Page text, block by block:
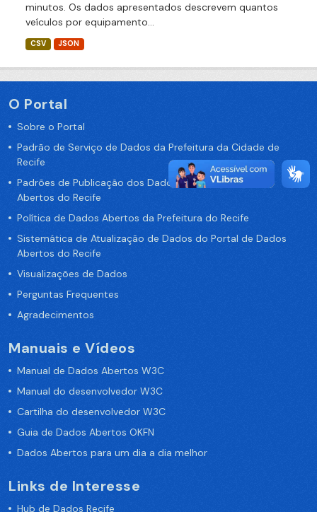
minutos. Os dados apresentados descrevem quantos
veículos por equipamento...
CSV JSON
O Portal
Sobre o Portal
Padrão de Serviço de Dados da Prefeitura da Cidade de
Recife
Padrões de Publicação dos Dados no Portal de Dados
Abertos do Recife
Política de Dados Abertos da Prefeitura do Recife
Sistemática de Atualização de Dados do Portal de Dados
Abertos do Recife
Visualizações de Dados
Perguntas Frequentes
Agradecimentos
Manuais e Vídeos
Manual de Dados Abertos W3C
Manual do desenvolvedor W3C
Cartilha do desenvolvedor W3C
Guia de Dados Abertos OKFN
Dados Abertos para um dia a dia melhor
Links de Interesse
Hub de Dados Recife